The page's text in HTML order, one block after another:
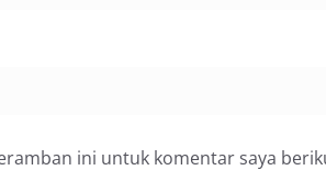
ini untuk komentar saya